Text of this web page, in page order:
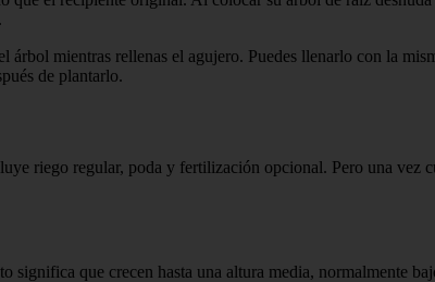
árbol mientras rellenas el agujero. Puedes llenarlo con la
de plantarlo.
riego regular, poda y fertilización opcional. Pero una vez
significa que crecen hasta una altura media, normalmente